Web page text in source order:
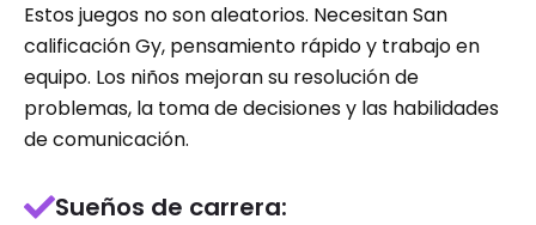
Estos juegos no son aleatorios. Necesitan San
calificación Gy, pensamiento rápido y trabajo en
equipo. Los niños mejoran su resolución de
problemas, la toma de decisiones y las habilidades
de comunicación.
Sueños de carrera: